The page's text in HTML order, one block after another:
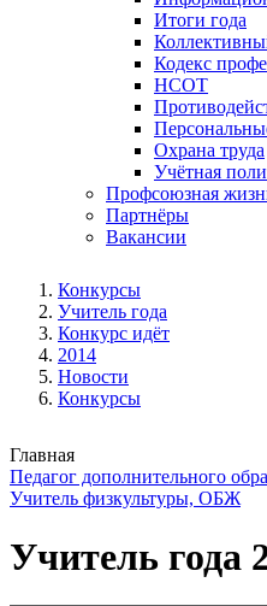
Итоги года
Кодекс
НСОТ
Охрана труда
Учётная
Профсоюзная
Партнёры
Вакансии
Конкурсы
Учитель года
Конкурс идёт
2014
Новости
Конкурсы
Главная
Педагог дополнительного
Учитель физкультуры, ОБЖ
Учитель года